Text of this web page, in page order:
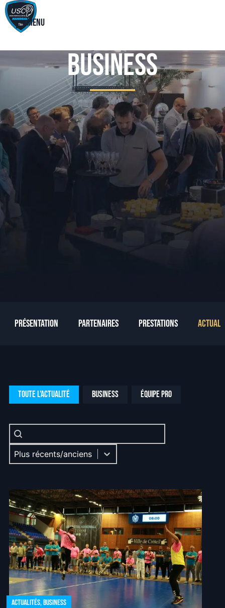
Menu
Business
Présentation Partenaires Prestations
Toute l'actualité Business Équipe Pro
Search Blog
Sort Blog Post
Actualités,Business